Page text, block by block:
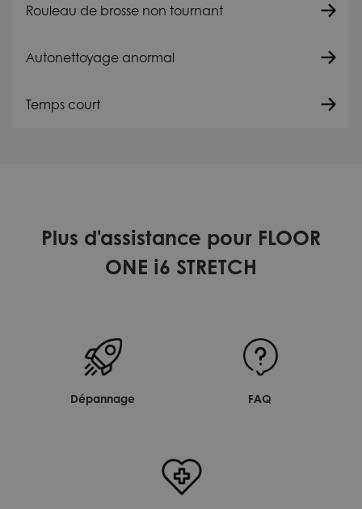
Rouleau de brosse non tournant
Autonettoyage anormal
Temps court
Plus d'assistance pour FLOOR
ONE i6 STRETCH
Dépannage FAQ